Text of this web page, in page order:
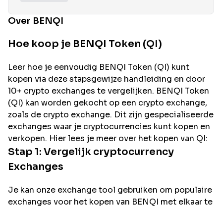
Over BENQI
Hoe koop je BENQI Token (QI)
Leer hoe je eenvoudig BENQI Token (QI) kunt
kopen via deze stapsgewijze handleiding en door
10+ crypto exchanges te vergelijken. BENQI Token
(QI) kan worden gekocht op een crypto exchange,
zoals de crypto exchange. Dit zijn gespecialiseerde
exchanges waar je cryptocurrencies kunt kopen en
verkopen. Hier lees je meer over het kopen van QI:
Stap 1: Vergelijk cryptocurrency
Exchanges
Je kan onze exchange tool gebruiken om populaire
exchanges voor het kopen van BENQI met elkaar te